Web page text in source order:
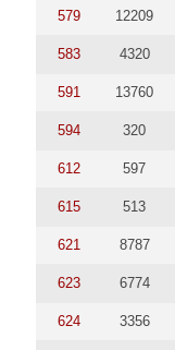
579 12209
583 4320
591 13760
594 320
612 597
615 513
621 8787
623 6774
624 3356